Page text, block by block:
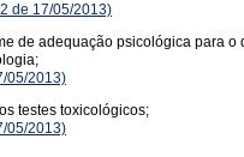
de 17/05/2013)
de adequação psicológica para
05/2013)
testes toxicológicos;
05/2013)